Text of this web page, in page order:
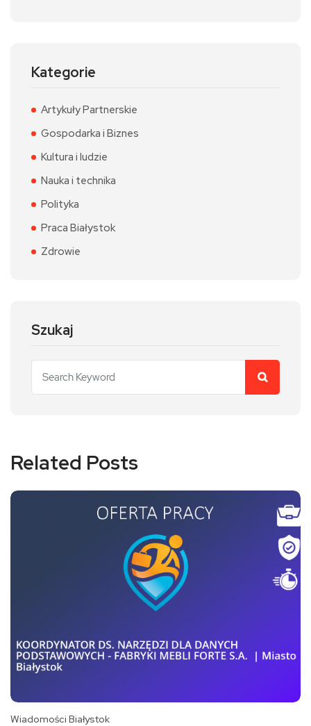
Kategorie
Artykuły Partnerskie
Gospodarka i Biznes
Kultura i ludzie
Nauka i technika
Polityka
Praca Białystok
Zdrowie
Szukaj
Related Posts
Wiadomości Białystok